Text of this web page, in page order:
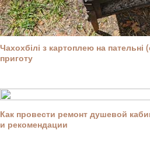
Чахохбілі з картоплею на пательні
приготу
Как провести ремонт душевой
и рекомендации